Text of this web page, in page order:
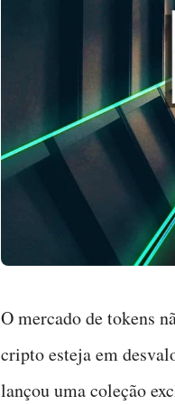
O mercado de tokens
cripto esteja em
lançou uma coleção